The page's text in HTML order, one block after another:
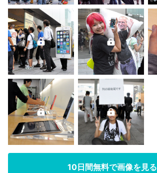
10日間無料で画像を見る